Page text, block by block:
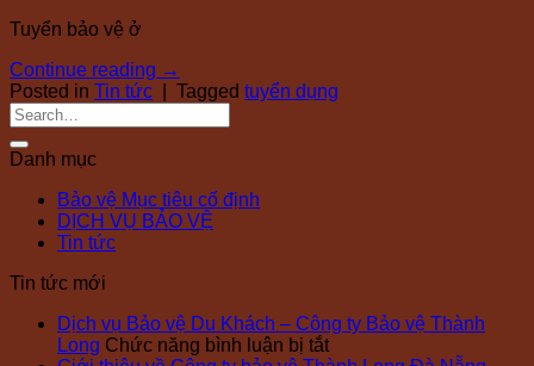
Tuyển bảo vệ ở
Continue reading →
Posted in Tin tức Tagged tuyển dụng
Danh mục
Bảo vệ Mục tiêu cố định
DỊCH VỤ BẢO VỆ
Tin tức
Tin tức mới
Dịch vụ Bảo vệ Du Khách – Công ty Bảo vệ Thành
Long Chức năng bình luận bị tắtở